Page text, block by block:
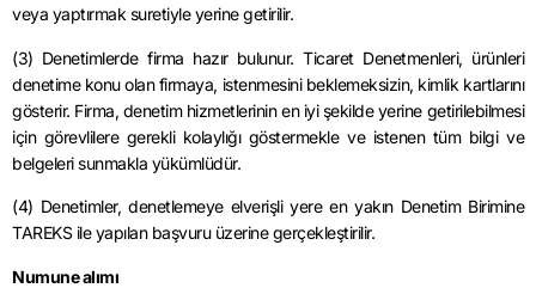
veya yaptırmak suretiyle yerine getirilir.
(3) Denetimlerde firma hazır bulunur. Ticaret Denetmenleri, ürünleri
denetime konu olan firmaya, istenmesini beklemeksizin, kimlik kartlarını
gösterir. Firma, denetim hizmetlerinin en iyi şekilde yerine getirilebilmesi
için görevlilere gerekli kolaylığı göstermekle ve istenen tüm bilgi ve
belgeleri sunmakla yükümlüdür.
(4) Denetimler, denetlemeye elverişli yere en yakın Denetim Birimine
TAREKS ile yapılan başvuru üzerine gerçekleştirilir.
Numune alımı